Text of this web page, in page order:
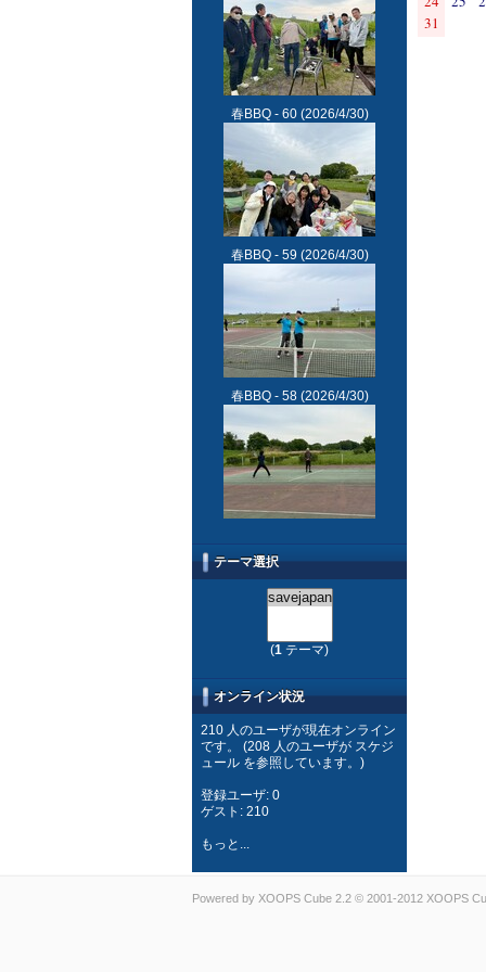
春BBQ - 60(2026/4/30)
春BBQ - 59 (2026/4/30)
春BBQ - 58(2026/4/30)
テーマ選択
(1 テーマ)
オンライン状況
210 人のユーザが現在オンライン
です。 (208 人のユーザが スケジ
ュール を参照しています。)
登録ユーザ: 0
ゲスト: 210
もっと...
31
Powered by XOOPS Cube 2.2 © 2001-2012 XOOPS